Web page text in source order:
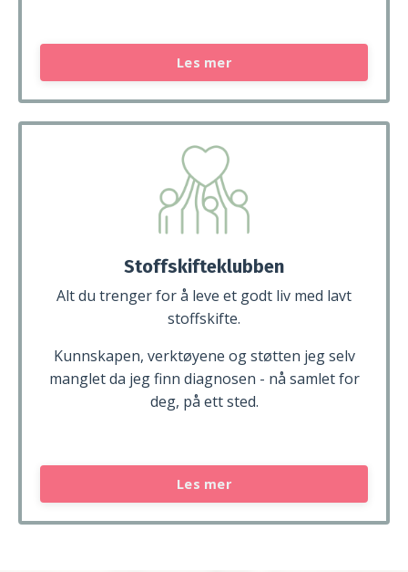
Les mer
Stoffskifteklubben
Alt du trenger for å leve et godt liv med lavt
stoffskifte.
Kunnskapen, verktøyene og støtten jeg selv
manglet da jeg finn diagnosen - nå samlet for
deg, på ett sted.
Les mer